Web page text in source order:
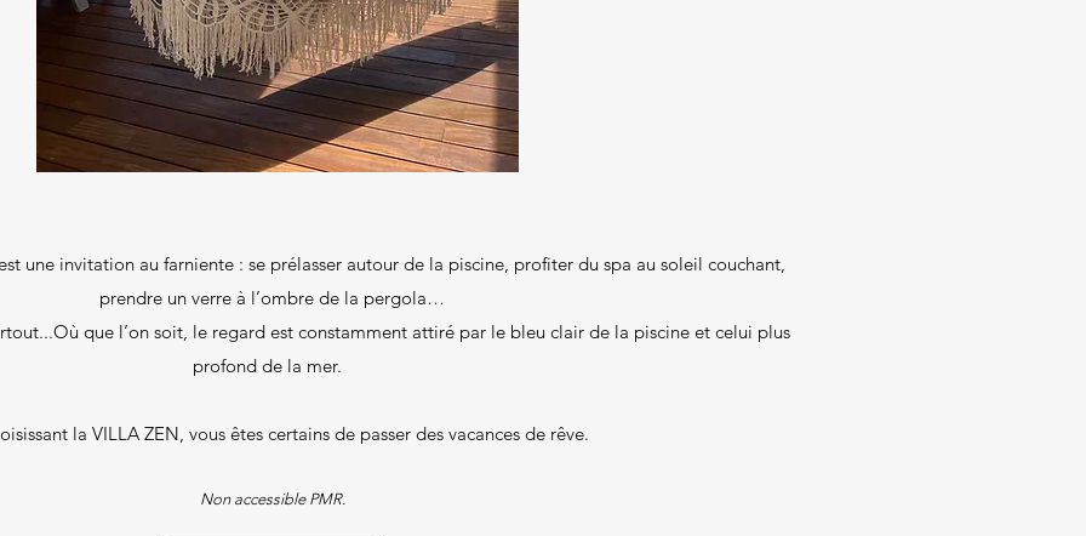
une invitation au farniente : se prélasser autour de la piscine, profiter du spa au soleil couchant,
prendre un verre à l’ombre de la pergola…
que l’on soit, le regard est constamment attiré par le bleu clair de la piscine et celui plus
profond de la mer.
la VILLA ZEN, vous êtes certains de passer des vacances de rêve.
Non accessible PMR.